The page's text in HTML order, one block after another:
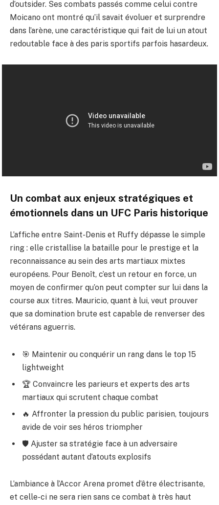
d’outsider. Ses combats passés comme celui contre
Moicano ont montré qu’il savait évoluer et surprendre
dans l’arène, une caractéristique qui fait de lui un atout
redoutable face à des paris sportifs parfois hasardeux.
Un combat aux enjeux stratégiques et
émotionnels dans un UFC Paris historique
L’affiche entre Saint-Denis et Ruffy dépasse le simple
ring : elle cristallise la bataille pour le prestige et la
reconnaissance au sein des arts martiaux mixtes
européens. Pour Benoît, c’est un retour en force, un
moyen de confirmer qu’on peut compter sur lui dans la
course aux titres. Mauricio, quant à lui, veut prouver
que sa domination brute est capable de renverser des
vétérans aguerris.
🎯 Maintenir ou conquérir un rang dans le top 15
lightweight
🏆 Convaincre les parieurs et experts des arts
martiaux qui scrutent chaque combat
🔥 Affronter la pression du public parisien, toujours
avide de voir ses héros triompher
🛡 Ajuster sa stratégie face à un adversaire
possédant autant d’atouts explosifs
L’ambiance à l’Accor Arena promet d’être électrisante,
et celle-ci ne sera rien sans ce combat à très haut